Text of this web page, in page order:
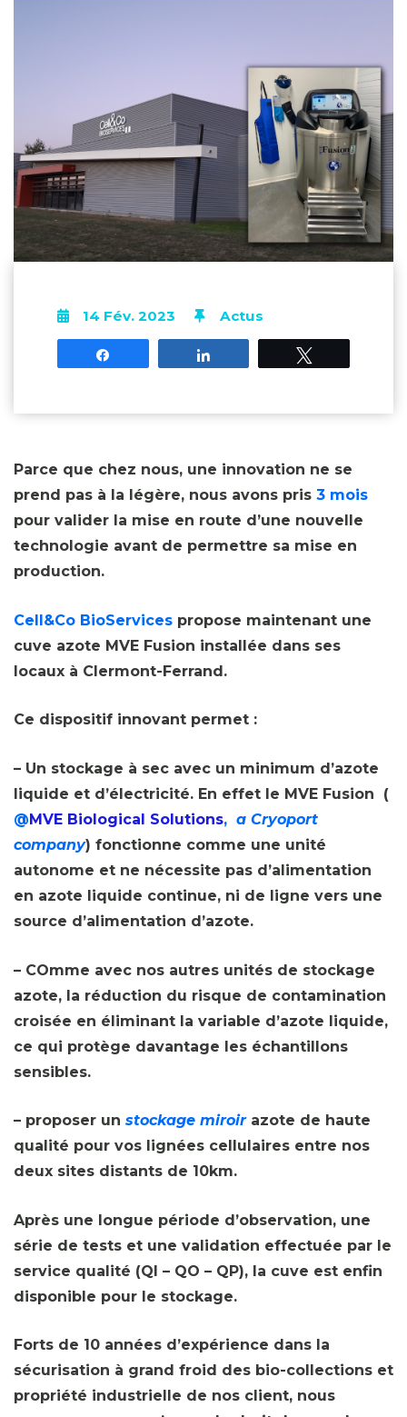
14 Fév. 2023 Actus
Parce que chez nous, une innovation ne se
prend pas à la légère, nous avons pris 3 mois
pour valider la mise en route d’une nouvelle
technologie avant de permettre sa mise en
production.
Cell&Co BioServices propose maintenant une
cuve azote MVE Fusion installée dans ses
locaux à Clermont-Ferrand.
Ce dispositif innovant permet :
– Un stockage à sec avec un minimum d’azote
liquide et d’électricité. En effet le MVE Fusion (
@MVE Biological Solutions, a Cryoport
company) fonctionne comme une unité
autonome et ne nécessite pas d’alimentation
en azote liquide continue, ni de ligne vers une
source d’alimentation d’azote.
– COmme avec nos autres unités de stockage
azote, la réduction du risque de contamination
croisée en éliminant la variable d’azote liquide,
ce qui protège davantage les échantillons
sensibles.
– proposer un stockage miroir azote de haute
qualité pour vos lignées cellulaires entre nos
deux sites distants de 10km.
Après une longue période d’observation, une
série de tests et une validation effectuée par le
service qualité (QI – QO – QP), la cuve est enfin
disponible pour le stockage.
Forts de 10 années d’expérience dans la
sécurisation à grand froid des bio-collections et
propriété industrielle de nos client, nous